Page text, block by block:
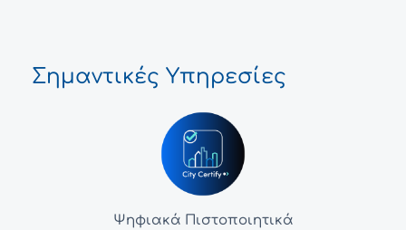
Σημαντικές Υπηρεσίες
Ψηφιακά Πιστοποιητικά